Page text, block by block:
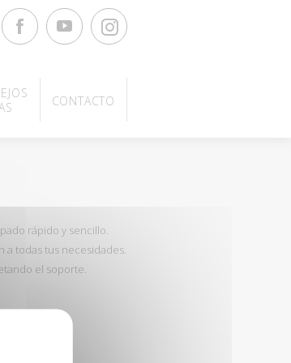
CONTACTO
FacebookYoutubeInstagram
rápido y sencillo.
a todas tus necesidades.
el soporte.